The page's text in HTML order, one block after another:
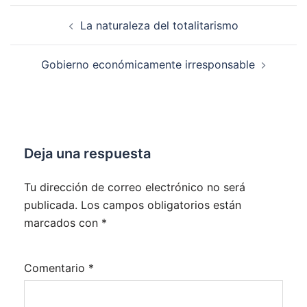
La naturaleza del totalitarismo
Gobierno económicamente irresponsable
Deja una respuesta
Tu dirección de correo electrónico no será
publicada. Los campos obligatorios están
marcados con *
Comentario *